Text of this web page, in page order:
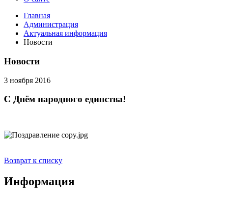
Главная
Администрация
Актуальная информация
Новости
Новости
3 ноября 2016
С Днём народного единства!
Возврат к списку
Информация